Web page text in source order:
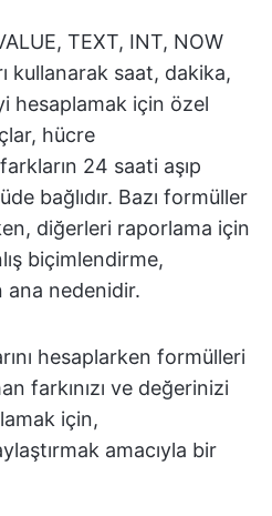
TEXT, INT, NOW
kullanarak saat, dakika,
hesaplamak için özel
hücre
24 saati aşıp
bağlıdır. Bazı formüller
diğerleri raporlama için
biçimlendirme,
ana nedenidir.
hesaplarken formülleri
farkınızı ve değerinizi
için,
amacıyla bir